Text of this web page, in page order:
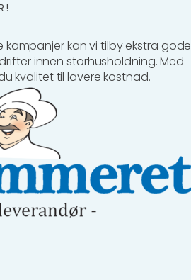
kan vi tilby ekstra gode
innen storhusholdning. Med
du kvalitet til lavere kostnad.